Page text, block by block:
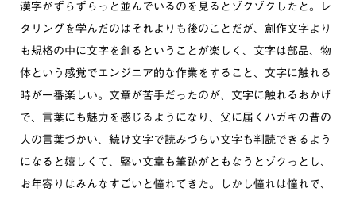
漢字がずらずらっと並んでいるのを見るとゾクゾクしたと。レ
タリングを学んだのはそれよりも後のことだが、創作文字より
も規格の中に文字を創るということが楽しく、文字は部品、物
体という感覚でエンジニア的な作業をすること、文字に触れる
時が一番楽しい。文章が苦手だったのが、文字に触れるおかげ
で、言葉にも魅力を感じるようになり、父に届くハガキの昔の
人の言葉づかい、続け文字で読みづらい文字も判読できるよう
になると嬉しくて、堅い文章も筆跡がともなうとゾクっとし、
お年寄りはみんなすごいと憧れてきた。しかし憧れは憧れで、